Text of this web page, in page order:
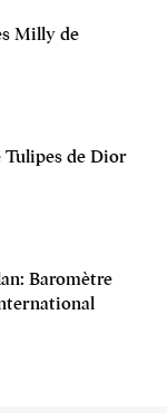
Milly de
Tulipes de Dior
Baromètre